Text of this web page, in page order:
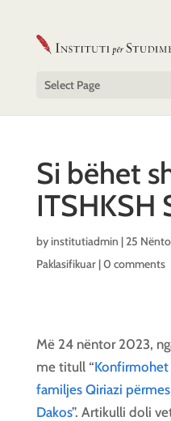
Select Page
Si bëhet
ITSHKSH
byinstitutiadmin |25
Paklasifikuar|0 comments
Më 24 nëntor 2023,
me titull “
familjes Qiriazi
Dakos”. Artikulli doli